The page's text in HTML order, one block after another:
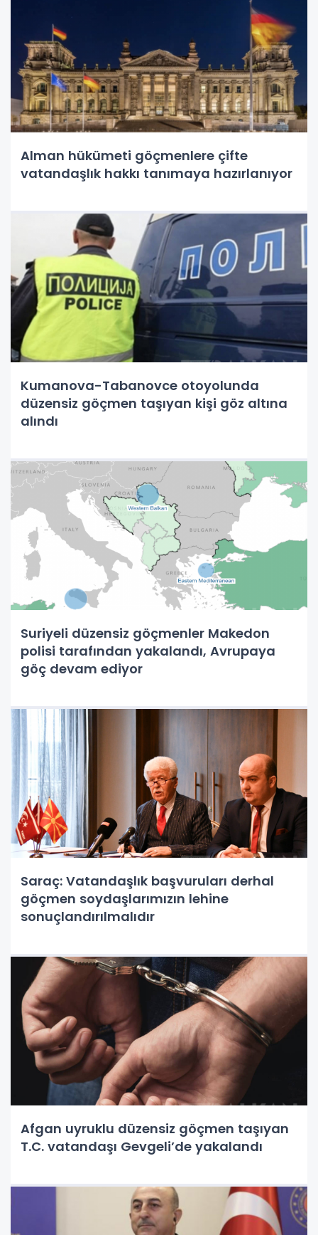
Alman hükümeti göçmenlere çifte
vatandaşlık hakkı tanımaya hazırlanıyor
Kumanova-Tabanovce otoyolunda
düzensiz göçmen taşıyan kişi göz altına
alındı
Suriyeli düzensiz göçmenler Makedon
polisi tarafından yakalandı, Avrupaya
göç devam ediyor
Saraç: Vatandaşlık başvuruları derhal
göçmen soydaşlarımızın lehine
sonuçlandırılmalıdır
Afgan uyruklu düzensiz göçmen taşıyan
T.C. vatandaşı Gevgeli’de yakalandı